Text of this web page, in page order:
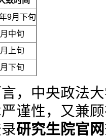
9月下旬
中旬
上旬
下旬
，中央政法
谨性，又兼
研究生院官网